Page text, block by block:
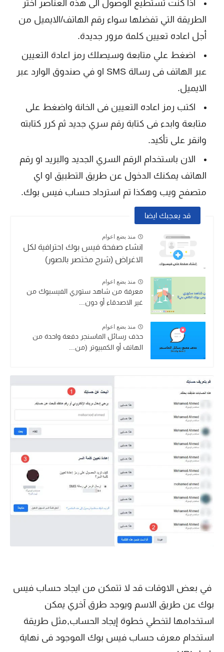
اذا كنت تستطيع الوصول الى هذه العناصر اختر
الطريقة التي تفضلها سواء رقم الهاتف/الايميل من
أجل اعاده تعيين كلمة مرور جديدة.
اضغط علي متابعة وسيصلك رمز اعادة التعيين
عبر الهاتف فى رسالة SMS او في صندوق الوارد عبر
الايميل.
اكتب رمز اعاده التعيين فى الخانة واضغط على
متابعة وابدء فى كتابة رقم سري جديد ثم كرر كتابته
وانقر على تأكيد.
الان باستخدام الرقم السري الجديد والبريد او رقم
الهاتف يمكنك الدخول عن طريق التطبيق او اي
متصفح ويب وهكذا تم استرداد حساب فيس بوك.
قد يعجبك ايضا
منذ بضع اعوام
انشاء صفحة فيس بوك احترافية لكل
الاغراض (شرح مختصر بالصور)
منذ بضع اعوام
معرفة من شاهد ستوري الفيسبوك من
غير الاصدقاء أو دون...
منذ بضع اعوام
حذف رسائل الماسنجر دفعة واحدة من
الهاتف أو الكمبيوتر (من...
في بعض الاوقات قد لا تتمكن من ايجاد حساب فيس
بوك عن طريق الاسم ويوجد طرق آخري يمكن
استخدامها لتخطي خطوة إيجاد الحساب,مثل طريقة
استخدام معرف حساب فيس بوك الموجود فى نهاية